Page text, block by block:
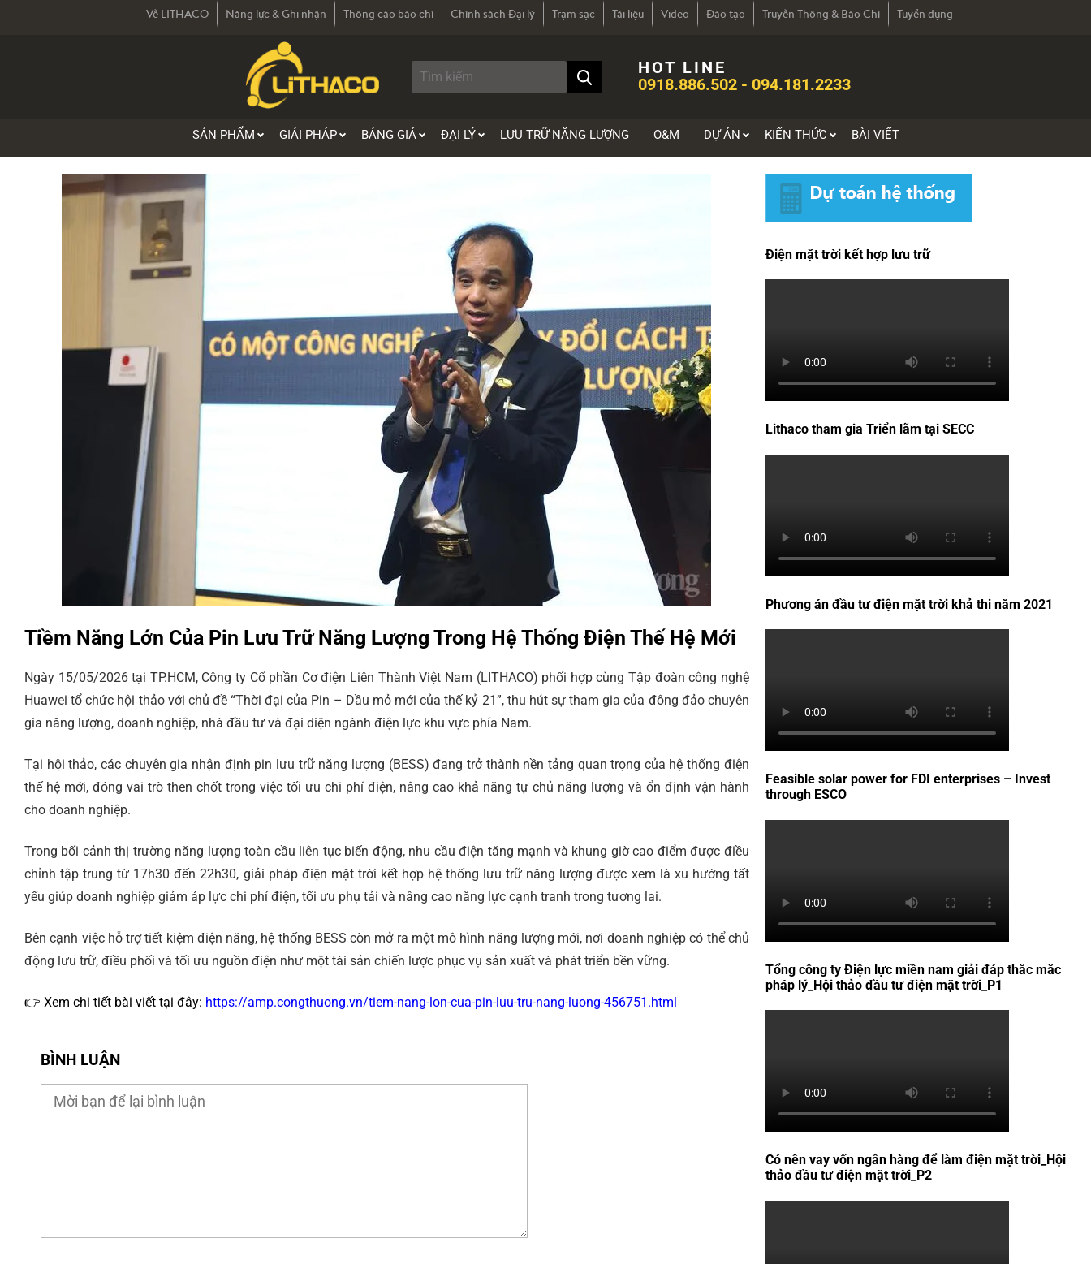
Về LITHACO Năng lực & Ghi nhận Thông cáo báo chí Chính sách Đại lý Trạm sạc Tài liệu Video Đào tạo Truyền Thông & Báo Chí Tuyển dụng
HOT LINE
0918.886.502 - 094.181.2233
SẢN PHẨM GIẢI PHÁP BẢNG GIÁ ĐẠI LÝ LƯU TRỮ NĂNG LƯỢNG O&M DỰ ÁN KIẾN THỨC BÀI VIẾT
Tiềm Năng Lớn Của Pin Lưu Trữ Năng Lượng Trong Hệ Thống Điện Thế Hệ Mới
Ngày 15/05/2026 tại TP.HCM, Công ty Cổ phần Cơ điện Liên Thành Việt Nam (LITHACO) phối hợp cùng Tập đoàn công nghệ
Huawei tổ chức hội thảo với chủ đề “Thời đại của Pin – Dầu mỏ mới của thế kỷ 21”, thu hút sự tham gia của đông đảo chuyên
gia năng lượng, doanh nghiệp, nhà đầu tư và đại diện ngành điện lực khu vực phía Nam.
Tại hội thảo, các chuyên gia nhận định pin lưu trữ năng lượng (BESS) đang trở thành nền tảng quan trọng của hệ thống điện
thế hệ mới, đóng vai trò then chốt trong việc tối ưu chi phí điện, nâng cao khả năng tự chủ năng lượng và ổn định vận hành
cho doanh nghiệp.
Trong bối cảnh thị trường năng lượng toàn cầu liên tục biến động, nhu cầu điện tăng mạnh và khung giờ cao điểm được điều
chỉnh tập trung từ 17h30 đến 22h30, giải pháp điện mặt trời kết hợp hệ thống lưu trữ năng lượng được xem là xu hướng tất
yếu giúp doanh nghiệp giảm áp lực chi phí điện, tối ưu phụ tải và nâng cao năng lực cạnh tranh trong tương lai.
Bên cạnh việc hỗ trợ tiết kiệm điện năng, hệ thống BESS còn mở ra một mô hình năng lượng mới, nơi doanh nghiệp có thể chủ
động lưu trữ, điều phối và tối ưu nguồn điện như một tài sản chiến lược phục vụ sản xuất và phát triển bền vững.
👉 Xem chi tiết bài viết tại đây: https://amp.congthuong.vn/tiem-nang-lon-cua-pin-luu-tru-nang-luong-456751.html
BÌNH LUẬN
Điện mặt trời kết hợp lưu trữ
Lithaco tham gia Triển lãm tại SECC
Phương án đầu tư điện mặt trời khả thi năm 2021
Feasible solar power for FDI enterprises – Invest
through ESCO
Tổng công ty Điện lực miền nam giải đáp thắc mắc
pháp lý_Hội thảo đầu tư điện mặt trời_P1
Có nên vay vốn ngân hàng để làm điện mặt trời_Hội
thảo đầu tư điện mặt trời_P2